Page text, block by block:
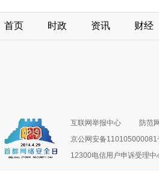
首页 时政 资讯 财经
互联网举报中心
防范
京公网安备110105000081
12300电信用户申诉受理中